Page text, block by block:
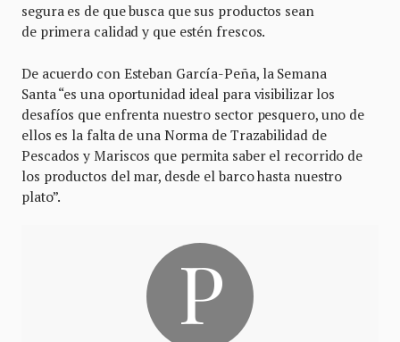
segura es de que busca que sus productos sean
de primera calidad y que estén frescos.
De acuerdo con Esteban García-Peña, la Semana
Santa “es una oportunidad ideal para visibilizar los
desafíos que enfrenta nuestro sector pesquero, uno de
ellos es la falta de una Norma de Trazabilidad de
Pescados y Mariscos que permita saber el recorrido de
los productos del mar, desde el barco hasta nuestro
plato”.